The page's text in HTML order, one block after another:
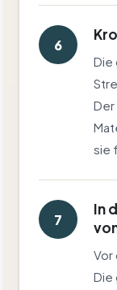
6
Die
Der
sie
7
In
Vor
Die